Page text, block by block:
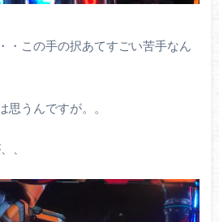
・この手の択あてすごい苦手なん
思うんですが。。
、